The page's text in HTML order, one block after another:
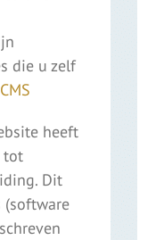
die u zelf
heeft
tot
Dit